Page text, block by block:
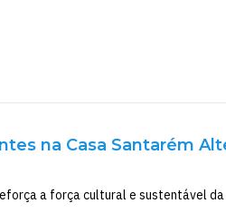
na Casa Santarém
a força cultural e sustentável da